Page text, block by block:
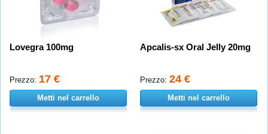
Lovegra 100mg
Prezzo: 17 €
Metti nel carrello
Apcalis-sx Oral Jelly 20mg
Prezzo: 24 €
Metti nel carrello